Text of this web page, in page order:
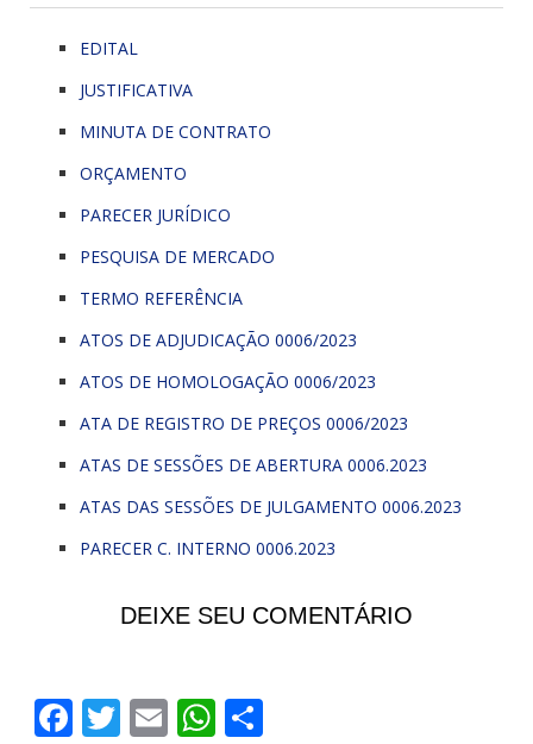
EDITAL
JUSTIFICATIVA
MINUTA DE CONTRATO
ORÇAMENTO
PARECER JURÍDICO
PESQUISA DE MERCADO
TERMO REFERÊNCIA
ATOS DE ADJUDICAÇÃO 0006/2023
ATOS DE HOMOLOGAÇÃO 0006/2023
ATA DE REGISTRO DE PREÇOS 0006/2023
ATAS DE SESSÕES DE ABERTURA 0006.2023
ATAS DAS SESSÕES DE JULGAMENTO 0006.2023
PARECER C. INTERNO 0006.2023
DEIXE SEU COMENTÁRIO
Facebook
Twitter
EmailWhatsApp